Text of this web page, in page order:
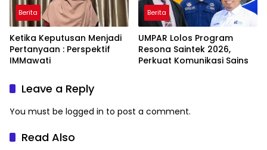
Berita
Ketika Keputusan Menjadi
Pertanyaan : Perspektif
IMMawati
Berita
UMPAR Lolos Program
Resona Saintek 2026,
Perkuat Komunikasi Sains
Leave a Reply
You must be logged in to post a comment.
Read Also